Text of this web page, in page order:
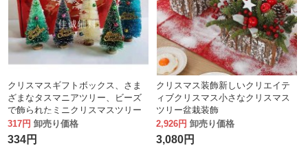
クリスマスギフトボックス、さま
ざまなタスマニアツリー、ビーズ
で飾られたミニクリスマスツリー
12本、デスクトップオーナメント
12-19CM
317円 卸売り価格
334円
クリスマス装飾新しいクリエイテ
ィブクリスマス小さなクリスマス
ツリー盆栽装飾
2,926円 卸売り価格
3,080円